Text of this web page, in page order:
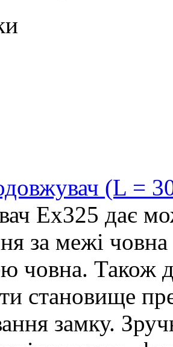
(L =
Ex325 дає
за межі
човна. Також
становище
замку.